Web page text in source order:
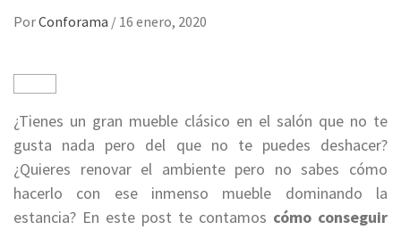
PorConforama / 16 enero, 2020
¿Tienes un gran mueble clásico en el salón que no te
gusta nada pero del que no te puedes deshacer?
¿Quieres renovar el ambiente pero no sabes cómo
hacerlo con ese inmenso mueble dominando la
estancia? En este post te contamos cómo conseguir